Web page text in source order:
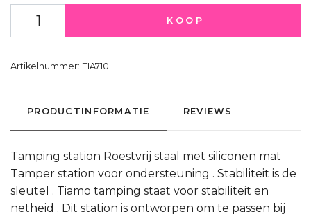
KOOP
Artikelnummer: TIA710
PRODUCTINFORMATIE REVIEWS
Tamping station Roestvrij staal met siliconen mat
Tamper station voor ondersteuning . Stabiliteit is de
sleutel . Tiamo tamping staat voor stabiliteit en
netheid . Dit station is ontworpen om te passen bij